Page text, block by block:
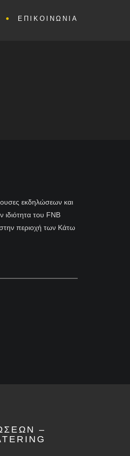
ΕΠΙΚΟΙΝΩΝΙΑ
εκδηλώσεων και
ιδιότητα του FNB
περιοχή των Κάτω
–